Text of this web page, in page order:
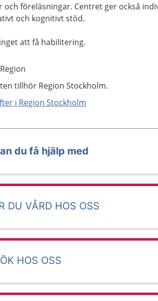
och föreläsningar. Centret ger också
och kognitivt stöd.
att få habilitering.
Region
tillhör Region Stockholm.
i Region Stockholm
du få hjälp med
DU VÅRD HOS OSS
HOS OSS